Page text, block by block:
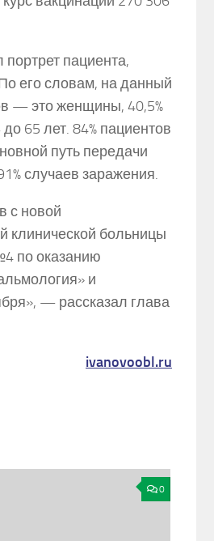
пациента,
его словам, на данный
— это женщины, 40,5%
65 лет. 84% пациентов
путь передачи
случаев заражения.
с новой
клинической больницы
по оказанию
и
— рассказал глава
ivanovoobl.ru
0